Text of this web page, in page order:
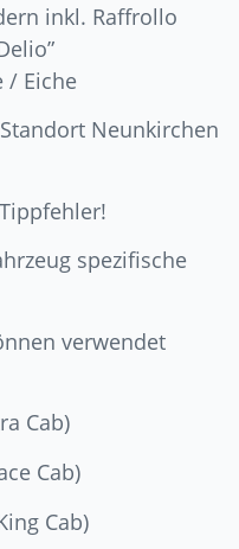
inkl. Raffrollo
/ Eiche
Neunkirchen
spezifische
verwendet
Cab)
Cab)
Cab)